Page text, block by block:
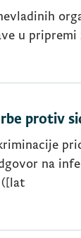
u pripremi
protiv
na
([lat